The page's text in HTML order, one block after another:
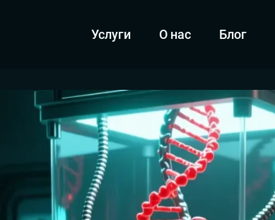
Услуги О нас Блог